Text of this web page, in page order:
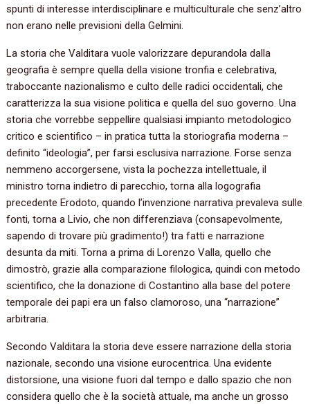
spunti di interesse interdisciplinare e multiculturale che senz’altro
non erano nelle previsioni della Gelmini.
La storia che Valditara vuole valorizzare depurandola dalla
geografia è sempre quella della visione tronfia e celebrativa,
traboccante nazionalismo e culto delle radici occidentali, che
caratterizza la sua visione politica e quella del suo governo. Una
storia che vorrebbe seppellire qualsiasi impianto metodologico
critico e scientifico – in pratica tutta la storiografia moderna –
definito “ideologia”, per farsi esclusiva narrazione. Forse senza
nemmeno accorgersene, vista la pochezza intellettuale, il
ministro torna indietro di parecchio, torna alla logografia
precedente Erodoto, quando l’invenzione narrativa prevaleva sulle
fonti, torna a Livio, che non differenziava (consapevolmente,
sapendo di trovare più gradimento!) tra fatti e narrazione
desunta da miti. Torna a prima di Lorenzo Valla, quello che
dimostrò, grazie alla comparazione filologica, quindi con metodo
scientifico, che la donazione di Costantino alla base del potere
temporale dei papi era un falso clamoroso, una “narrazione”
arbitraria.
Secondo Valditara la storia deve essere narrazione della storia
nazionale, secondo una visione eurocentrica. Una evidente
distorsione, una visione fuori dal tempo e dallo spazio che non
considera quello che è la società attuale, ma anche un grosso